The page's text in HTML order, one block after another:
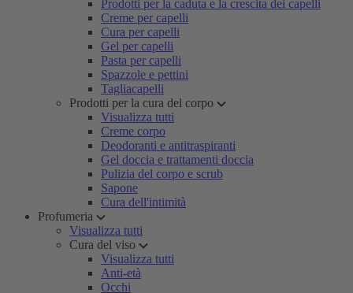
Prodotti per la caduta e la crescita dei capelli
Creme per capelli
Cura per capelli
Gel per capelli
Pasta per capelli
Spazzole e pettini
Tagliacapelli
Prodotti per la cura del corpo
Visualizza tutti
Creme corpo
Deodoranti e antitraspiranti
Gel doccia e trattamenti doccia
Pulizia del corpo e scrub
Sapone
Cura dell'intimità
Profumeria
Visualizza tutti
Cura del viso
Visualizza tutti
Anti-età
Occhi